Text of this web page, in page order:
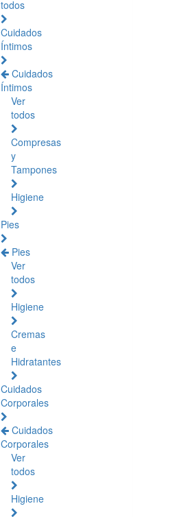
todos
Cuidados
Íntimos
Cuidados
Íntimos
Ver
todos
Compresas
y
Tampones
Higiene
Pies
Pies
Ver
todos
Higiene
Cremas
e
Hidratantes
Cuidados
Corporales
Cuidados
Corporales
Ver
todos
Higiene